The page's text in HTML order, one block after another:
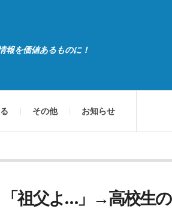
報を価値あるものに！
その他 お知らせ
「祖父よ…」→高校生の